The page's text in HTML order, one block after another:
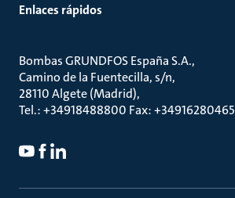
Enlaces rápidos
Bombas GRUNDFOS España S.A.
Camino de la Fuentecilla, s/n
28110 Algete (Madrid)
Tel.: +34918488800 Fax: +34916280465